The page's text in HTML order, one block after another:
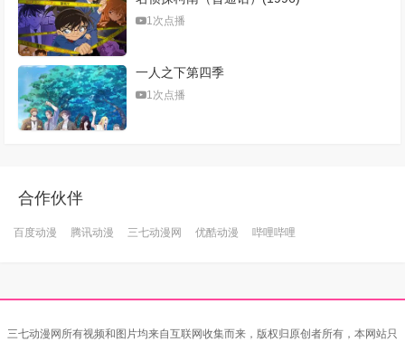
1次点播
一人之下第四季
1次点播
合作伙伴
百度动漫 腾讯动漫 三七动漫网 优酷动漫 哔哩哔哩
三七动漫网所有视频和图片均来自互联网收集而来，版权归原创者所有，本网站只